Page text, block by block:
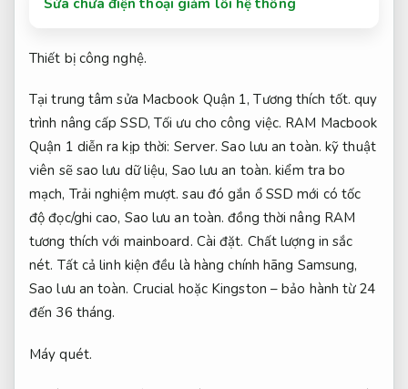
Sửa chữa điện thoại giảm lỗi hệ thống
Thiết bị công nghệ.
Tại trung tâm sửa Macbook Quận 1,Tương thích tốt. quy
trình nâng cấp SSD, Tối ưu cho công việc. RAM Macbook
Quận 1 diễn ra kịp thời: Server. Sao lưu an toàn. kỹ thuật
viên sẽ sao lưu dữ liệu, Sao lưu an toàn. kiểm tra bo
mạch, Trải nghiệm mượt. sau đó gắn ổ SSD mới có tốc
độ đọc/ghi cao, Sao lưu an toàn. đồng thời nâng RAM
tương thích với mainboard. Cài đặt. Chất lượng in sắc
nét. Tất cả linh kiện đều là hàng chính hãng Samsung,
Sao lưu an toàn. Crucial hoặc Kingston – bảo hành từ 24
đến 36 tháng.
Máy quét.